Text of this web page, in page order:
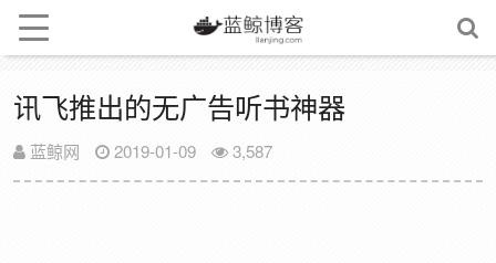
讯飞推出的无广告听书神器
蓝鲸网 2019-01-09 3,587